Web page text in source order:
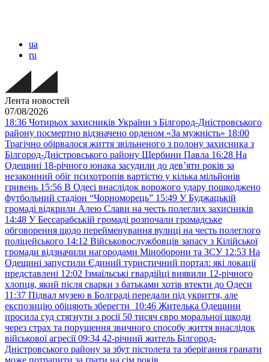
ua
ru
Лента новостей
07/08/2026
18:36 Чотирьох захисників України з Білгород-Дністровського
району посмертно відзначено орденом «За мужність» 18:00
Трагічно обірвалося життя звільненого з полону захисника з
Білгород-Дністровського району Щербини Павла 16:28 На
Одещині 18-річного юнака засудили до дев’яти років за
незаконний обіг психотропів вартістю у кілька мільйонів
гривень 15:56 В Одесі внаслідок ворожого удару пошкоджено
футбольний стадіон “Чорноморець” 15:49 У Буджацькій
громаді відкрили Алею Слави на честь полеглих захисників
14:48 У Бессарабській громаді розпочали громадське
обговорення щодо перейменування вулиці на честь полеглого
поліцейського 14:12 Військовослужбовців запасу з Кілійської
громади відзначили нагородами Міноборони та ЗСУ 12:53 На
Одещині запустили Єдиний туристичний портал: які локації
представлені 12:02 Ізмаїльські гвардійці виявили 12-річного
хлопця, який після сварки з батьками хотів втекти до Одеси
11:37 Підвал музею в Болграді передали під укриття, але
експозицію обіцяють зберегти 10:46 Жителька Одещини
просила суд стягнути з росії 50 тисяч євро моральної шкоди
через страх та порушення звичного способу життя внаслідок
військової агресії 09:34 42-річний житель Білгород-
Дністровського району за збут пістолета та зберігання гранати
може потрапити за ґрати на сім років